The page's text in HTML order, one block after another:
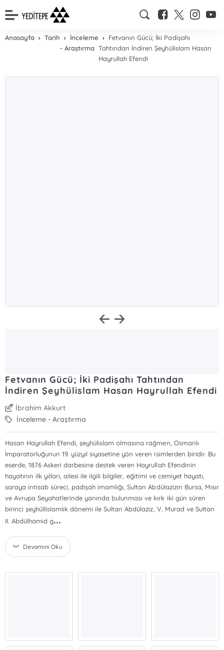
Anasayfa Tarih
İnceleme
- Araştırma
Fetvanın Gücü; İki Padişahı
Tahtından İndiren Şeyhülislam Hasan
Hayrullah Efendi
Fetvanın Gücü; İki Padişahı Tahtından
İndiren Şeyhülislam Hasan Hayrullah Efendi
İbrahim Akkurt
İnceleme - Araştırma
Hasan Hayrullah Efendi, şeyhülislam olmasına rağmen, Osmanlı
İmparatorluğunun 19. yüzyıl siyasetine yön veren isimlerden biridir. Bu
eserde, 1876 Askeri darbesine destek veren Hayrullah Efendinin
hayatının ilk yılları, ailesi ile ilgili bilgiler, eğitimi ve cemiyet hayatı,
saraya intisab süreci, padişah imamlığı, Sultan Abdülazizin Bursa, Mısır
ve Avrupa Seyahatlerinde yanında bulunması ve kırk iki gün süren
birinci şeyhüllislamlık dönemi ile Sultan Abdülaziz, V. Murad ve Sultan
II. Abdülhamid g...
Devamını Oku